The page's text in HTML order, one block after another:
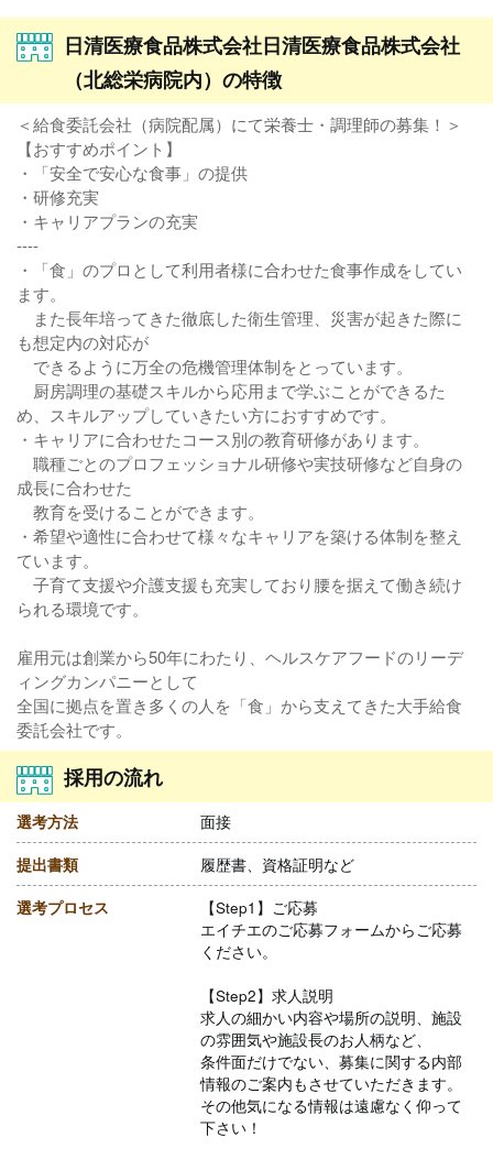
日清医療食品株式会社日清医療食品株式会社
（北総栄病院内）の特徴
＜給食委託会社（病院配属）にて栄養士・調理師の募集！＞
【おすすめポイント】
・「安全で安心な食事」の提供
・研修充実
・キャリアプランの充実
----
・「食」のプロとして利用者様に合わせた食事作成をしてい
ます。
また長年培ってきた徹底した衛生管理、災害が起きた際に
も想定内の対応が
できるように万全の危機管理体制をとっています。
厨房調理の基礎スキルから応用まで学ぶことができるた
め、スキルアップしていきたい方におすすめです。
・キャリアに合わせたコース別の教育研修があります。
職種ごとのプロフェッショナル研修や実技研修など自身の
成長に合わせた
教育を受けることができます。
・希望や適性に合わせて様々なキャリアを築ける体制を整え
ています。
子育て支援や介護支援も充実しており腰を据えて働き続け
られる環境です。
雇用元は創業から50年にわたり、ヘルスケアフードのリーデ
ィングカンパニーとして
全国に拠点を置き多くの人を「食」から支えてきた大手給食
委託会社です。
採用の流れ
選考方法 面接
提出書類 履歴書、資格証明など
選考プロセス
【Step1】ご応募
エイチエのご応募フォームからご応募
ください。
【Step2】求人説明
求人の細かい内容や場所の説明、施設
の雰囲気や施設長のお人柄など、
条件面だけでない、募集に関する内部
情報のご案内もさせていただきます。
その他気になる情報は遠慮なく仰って
下さい！